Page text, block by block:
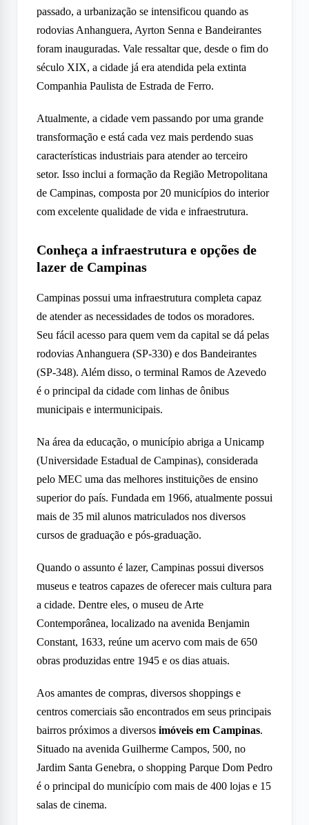
passado, a urbanização se intensificou quando as
rodovias Anhanguera, Ayrton Senna e Bandeirantes
foram inauguradas. Vale ressaltar que, desde o fim do
século XIX, a cidade já era atendida pela extinta
Companhia Paulista de Estrada de Ferro.
Atualmente, a cidade vem passando por uma grande
transformação e está cada vez mais perdendo suas
características industriais para atender ao terceiro
setor. Isso inclui a formação da Região Metropolitana
de Campinas, composta por 20 municípios do interior
com excelente qualidade de vida e infraestrutura.
Conheça a infraestrutura e opções de
lazer de Campinas
Campinas possui uma infraestrutura completa capaz
de atender as necessidades de todos os moradores.
Seu fácil acesso para quem vem da capital se dá pelas
rodovias Anhanguera (SP-330) e dos Bandeirantes
(SP-348). Além disso, o terminal Ramos de Azevedo
é o principal da cidade com linhas de ônibus
municipais e intermunicipais.
Na área da educação, o município abriga a Unicamp
(Universidade Estadual de Campinas), considerada
pelo MEC uma das melhores instituições de ensino
superior do país. Fundada em 1966, atualmente possui
mais de 35 mil alunos matriculados nos diversos
cursos de graduação e pós-graduação.
Quando o assunto é lazer, Campinas possui diversos
museus e teatros capazes de oferecer mais cultura para
a cidade. Dentre eles, o museu de Arte
Contemporânea, localizado na avenida Benjamin
Constant, 1633, reúne um acervo com mais de 650
obras produzidas entre 1945 e os dias atuais.
Aos amantes de compras, diversos shoppings e
centros comerciais são encontrados em seus principais
bairros próximos a diversos imóveis em Campinas.
Situado na avenida Guilherme Campos, 500, no
Jardim Santa Genebra, o shopping Parque Dom Pedro
é o principal do município com mais de 400 lojas e 15
salas de cinema.